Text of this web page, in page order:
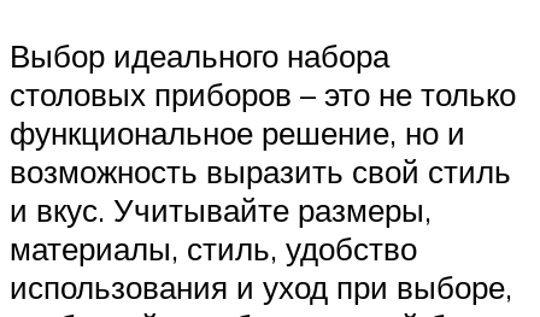
Выбор идеального набора
столовых приборов – это не только
функциональное решение, но и
возможность выразить свой стиль
и вкус. Учитывайте размеры,
материалы, стиль, удобство
использования и уход при выборе,